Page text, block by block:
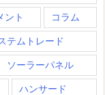
ント コラム
テムトレード
ソーラーパネル
ハンサード